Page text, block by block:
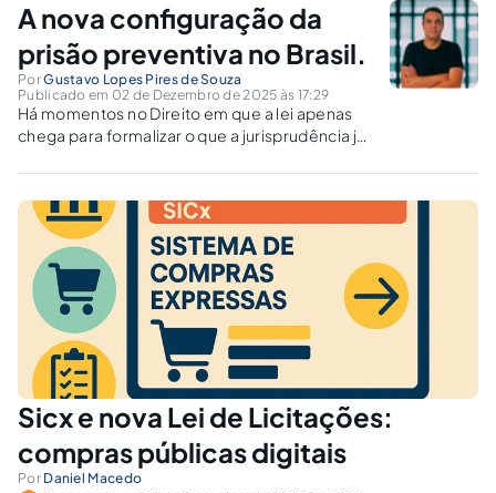
tecnológico?
A nova configuração da
prisão preventiva no Brasil.
PorGustavo Lopes Pires de Souza
Publicado em 02 de Dezembro de 2025 às 17:29
Há momentos no Direito em que a lei apenas
chega para formalizar o que a jurisprudência já
promulgação da Lei nº 15.272/2025, publicada
em 26 de novembro de 2025, é um desses
marcos simbólicos. Não inaugura...
Sicx e nova Lei de Licitações:
compras públicas digitais
Por Daniel Macedo